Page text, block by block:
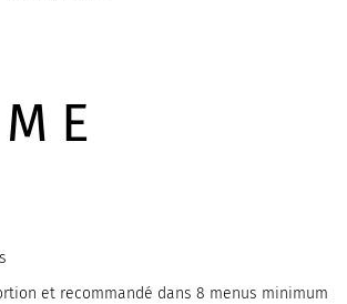
et recommandé dans 8 menus minimum